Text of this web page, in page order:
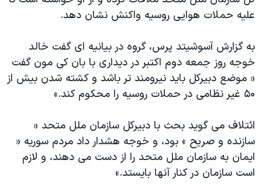
آرشیو پخش زنده
مجموعه مستندهای دادخواهی
دادگاه حمید نوری
چهل سال گروگان‌گیری
قانون شفافیت دارائی کادر رهبری ایران
اسرائیل در جنگ
نرگس محمدی برنده جایزه نوبل صلح
همایش محافظه‌کاران آمریکا «سی‌پک»
علیه حملات هوایی روسیه واکنش نشان دهد.
به گزارش آسوشیتد پرس، گروه در بیانیه ای گفت خالد
خوجه روز جمعه دوم اکتبر در دیداری با بان کی مون گفت
« موضع دبیرکل باید نیرومند تر باشد و کشته شدن بیش از
۵۰ غیر نظامی در حملات روسیه را محکوم کند.»
ائتلاف می گوید بحث با دبیرکل سازمان ملل متحد «
سازنده و صریح » بود، و خوجه هشدار داد مردم سوریه «
ایمان به سازمان ملل متحد را از دست می دهند، و لازم
است سازمان در کنار آنها بایستد.»